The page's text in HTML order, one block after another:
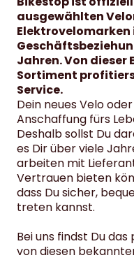
ausgewählten
Elektrovelomarken
Jahren. Von
Sortiment
Service.
Dein neues Velo
Anschaffung fürs
Deshalb sollst Du
es Dir über viele
arbeiten mit
Vertrauen bieten
dass Du sicher,
treten kannst.
Bei uns findst Du
von diesen